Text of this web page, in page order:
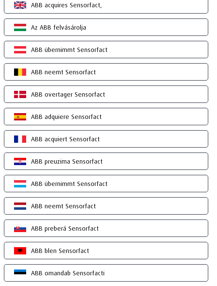
ABB acquires Sensorfact,
Az ABB felvásárolja
ABB übernimmt Sensorfact
ABB neemt Sensorfact
ABB overtager Sensorfact
ABB adquiere Sensorfact
ABB acquiert Sensorfact
ABB preuzima Sensorfact
ABB übernimmt Sensorfact
ABB neemt Sensorfact
ABB preberá Sensorfact
ABB blen Sensorfact
ABB omandab Sensorfacti